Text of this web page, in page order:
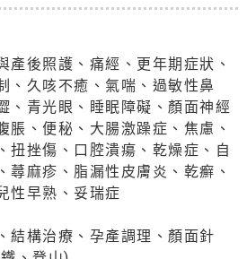
產後照護、痛經、更年期症狀、
、久咳不癒、氣喘、過敏性鼻
、青光眼、睡眠障礙、顏面神經
脹、便秘、大腸激躁症、焦慮、
扭挫傷、口腔潰瘍、乾燥症、自
蕁麻疹、脂漏性皮膚炎、乾癬、
性早熟、妥瑞症
結構治療、孕產調理、顏面針